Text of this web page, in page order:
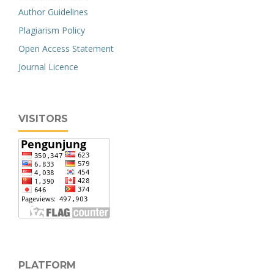
Author Guidelines
Plagiarism Policy
Open Access Statement
Journal Licence
VISITORS
PLATFORM